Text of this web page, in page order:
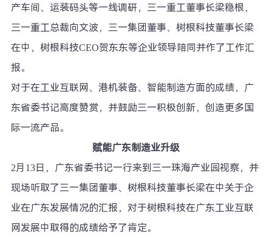
产车间、运装码头等一线调研，三一重工董事长梁稳根，
三一重工总裁向文波，三一集团董事、树根科技董事长梁
在中，树根科技CEO贺东东等企业领导陪同并作了工作汇
报。
对于在工业互联网、港机装备、智能制造方面的成绩，广
东省委书记高度赞赏，并鼓励三一积极创新，创造更多国
际一流产品。
赋能广东制造业升级
2月13日，广东省委书记一行来到三一珠海产业园视察，并
现场听取了三一集团董事、树根科技董事长梁在中关于企
业在广东发展情况的汇报，对于树根科技在广东工业互联
网发展中取得的成绩给予了肯定。